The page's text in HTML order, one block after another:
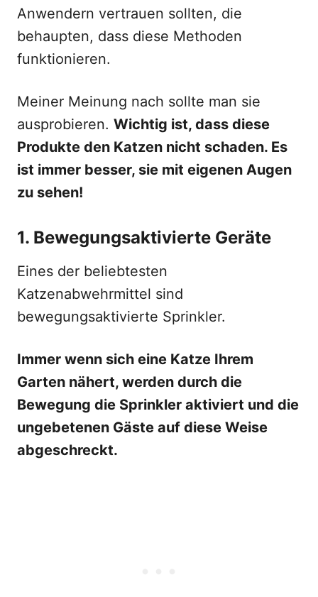
Anwendern vertrauen sollten, die
behaupten, dass diese Methoden
funktionieren.
Meiner Meinung nach sollte man sie
ausprobieren. Wichtig ist, dass diese
Produkte den Katzen nicht schaden. Es
ist immer besser, sie mit eigenen Augen
zu sehen!
1. Bewegungsaktivierte Geräte
Eines der beliebtesten
Katzenabwehrmittel sind
bewegungsaktivierte Sprinkler.
Immer wenn sich eine Katze Ihrem
Garten nähert, werden durch die
Bewegung die Sprinkler aktiviert und die
ungebetenen Gäste auf diese Weise
abgeschreckt.